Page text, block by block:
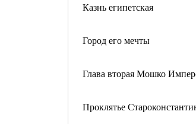
Казнь египетская
Город его мечты
Глава вторая Мошко
Проклятье